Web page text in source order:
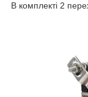
В комплекті 2